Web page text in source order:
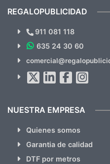
¿Quieres ver
Novedades y
hacemos Spam)
REGALOPUBLICIDAD
911 081 118
635 24 30 60
NUESTRA EMPRESA
Quienes somos
Garantia de calidad
DTF por metros